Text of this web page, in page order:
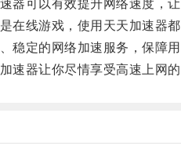
可以有效提升网络速度，让
线游戏，使用天天加速器都
定的网络加速服务，保障用
器让你尽情享受高速上网的